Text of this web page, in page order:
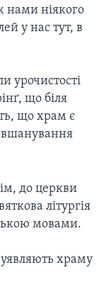
ніякого
у нас тут, в
урочистості
що біля
що храм є
до церкви
літургія
мовами.
храму